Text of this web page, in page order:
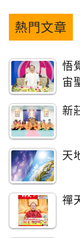
熱門文章
悟
宙
新
天
禪